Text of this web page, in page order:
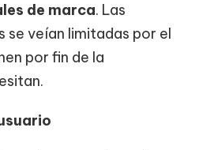
de marca. Las
se veían limitadas por el
por fin de la